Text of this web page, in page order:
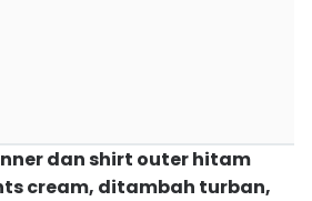
dan shirt outer hitam
cream, ditambah turban,